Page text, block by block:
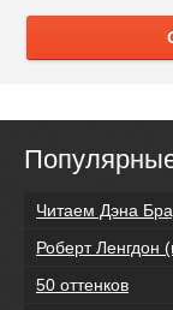
Читаем Дэна
Роберт Ленгдон
50 оттенков